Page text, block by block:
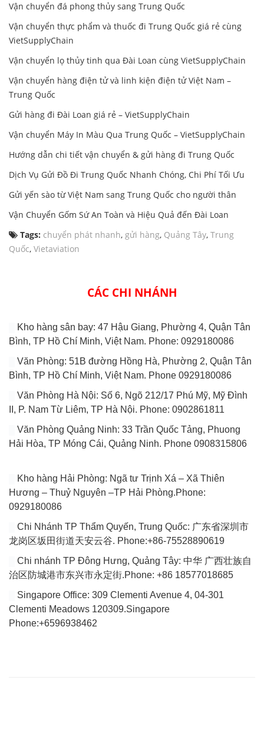
Vận chuyển đá phong thủy sang Trung Quốc
Vận chuyển thực phẩm và thuốc đi Trung Quốc giá rẻ cùng
VietSupplyChain
Vận chuyển lọ thủy tinh qua Đài Loan cùng VietSupplyChain
Vận chuyển hàng điện tử và linh kiện điện tử Việt Nam –
Trung Quốc
Gửi hàng đi Đài Loan giá rẻ – VietSupplyChain
Vận chuyển Máy In Màu Qua Trung Quốc – VietSupplyChain
Hướng dẫn chi tiết vận chuyển & gửi hàng đi Trung Quốc
Dịch Vụ Gửi Đồ Đi Trung Quốc Nhanh Chóng, Chi Phí Tối Ưu
Gửi yến sào từ Việt Nam sang Trung Quốc cho người thân
Vận Chuyển Gốm Sứ An Toàn và Hiệu Quả đến Đài Loan
Tags: chuyển phát nhanh, gửi hàng, Quảng Tây, Trung
Quốc, Vietaviation
CÁC CHI NHÁNH
Kho hàng sân bay: 47 Hậu Giang, Phường 4, Quận Tân
Bình, TP Hồ Chí Minh, Việt Nam. Phone: 0929180086
Văn Phòng: 51B đường Hồng Hà, Phường 2, Quận Tân
Bình, TP Hồ Chí Minh, Việt Nam. Phone 0929180086
Văn Phòng Hà Nội: Số 6, Ngõ 212/17 Phú Mỹ, Mỹ Đình
II, P. Nam Từ Liêm, TP Hà Nội. Phone: 0902861811
Văn Phòng Quảng Ninh: 33 Trần Quốc Tảng, Phuong
Hải Hòa, TP Móng Cái, Quảng Ninh. Phone 0908315806
Kho hàng Hải Phòng: Ngã tư Trịnh Xá – Xã Thiên
Hương – Thuỷ Nguyên –TP Hải Phòng.Phone:
0929180086
Chi Nhánh TP Thẩm Quyến, Trung Quốc: 广东省深圳市
龙岗区坂田街道天安云谷. Phone:+86-75528890619
Chi nhánh TP Đông Hưng, Quảng Tây: 中华 广西壮族自
治区防城港市东兴市永定街.Phone: +86 18577018685
Singapore Office: 309 Clementi Avenue 4, 04-301
Clementi Meadows 120309.Singapore
Phone:+6596938462